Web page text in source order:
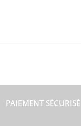
PAIEMENT SÉCURISÉ